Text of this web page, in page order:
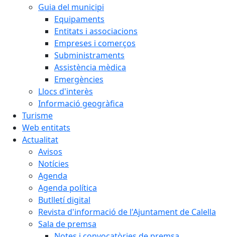
Guia del municipi
Equipaments
Entitats i associacions
Empreses i comerços
Subministraments
Assistència mèdica
Emergències
Llocs d'interès
Informació geogràfica
Turisme
Web entitats
Actualitat
Avisos
Notícies
Agenda
Agenda política
Butlletí digital
Revista d'informació de l'Ajuntament de Calella
Sala de premsa